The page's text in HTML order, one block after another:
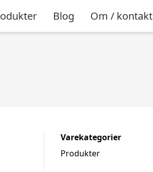
Blog Om / kontakt
Varekategorier
Produkter